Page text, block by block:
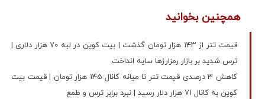
همچنین بخوانید
قیمت تتر از ۱۴۳ هزار تومان گذشت | بیت کوین در لبه 70 هزار دلاری |
ترس شدید بر بازار رمزارزها سایه انداخت
کاهش 3 درصدی قیمت تتر تا میانه کانال 145 هزار تومان | قیمت بیت
کوین به کانال 71 هزار دلار رسید | نبرد برابر ترس و طمع